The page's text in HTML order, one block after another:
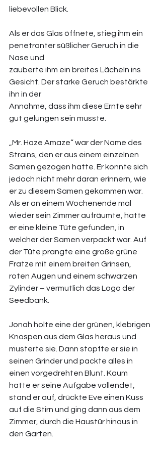
liebevollen Blick.
Als er das Glas öffnete, stieg ihm ein
penetranter süßlicher Geruch in die
Nase und
zauberte ihm ein breites Lächeln ins
Gesicht. Der starke Geruch bestärkte
ihn in der
Annahme, dass ihm diese Ernte sehr
gut gelungen sein musste.
„Mr. Haze Amaze“ war der Name des
Strains, den er aus einem einzelnen
Samen gezogen hatte. Er konnte sich
jedoch nicht mehr daran erinnern, wie
er zu diesem Samen gekommen war.
Als er an einem Wochenende mal
wieder sein Zimmer aufräumte, hatte
er eine kleine Tüte gefunden, in
welcher der Samen verpackt war. Auf
der Tüte prangte eine große grüne
Fratze mit einem breiten Grinsen,
roten Augen und einem schwarzen
Zylinder – vermutlich das Logo der
Seedbank.
Jonah holte eine der grünen, klebrigen
Knospen aus dem Glas heraus und
musterte sie. Dann stopfte er sie in
seinen Grinder und packte alles in
einen vorgedrehten Blunt. Kaum
hatte er seine Aufgabe vollendet,
stand er auf, drückte Eve einen Kuss
auf die Stirn und ging dann aus dem
Zimmer, durch die Haustür hinaus in
den Garten.